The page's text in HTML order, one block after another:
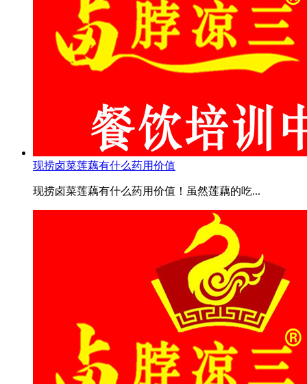
现捞卤菜莲藕有什么药用价值
现捞卤菜莲藕有什么药用价值！虽然莲藕的吃...